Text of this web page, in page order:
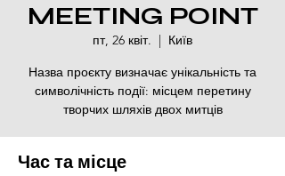
MEETING POINT
пт, 26 квіт.
  |
Київ
Назва проєкту визначає унікальність та
символічність події: місцем перетину
творчих шляхів двох митців
Час та місце